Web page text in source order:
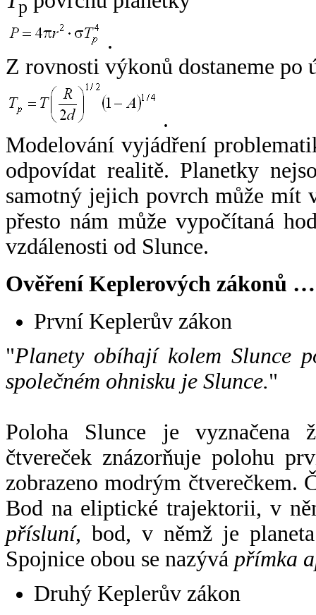
p
.
Z rovnosti výkonů dostaneme po
.
Modelování vyjádření
odpovídat realitě. Planetky
samotný jejich povrch může mít
přesto nám může vypočítaná
vzdálenosti od Slunce.
Ověření Keplerových zákonů …
První Keplerův zákon
"Planety obíhají kolem Slunce
společném ohnisku je Slunce."
Poloha Slunce je vyznačena
čtvereček znázorňuje polohu
zobrazeno modrým čtverečkem.
Bod na eliptické trajektorii, v
přísluní, bod, v němž je
Spojnice obou se nazývá přímka
Druhý Keplerův zákon